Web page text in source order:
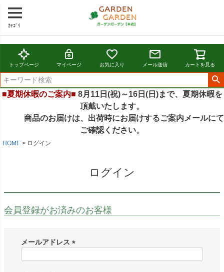
ｶﾃｺﾞﾘ
トップページ マイページ お気に入り メール送信 カートを見る
■夏期休暇のご案内■ 8月11日(祝)～16日(日)まで、夏期休暇を
頂戴いたします。
商品のお届けは、出荷時にお届けするご案内メールにて
ご確認ください。
HOME ログイン
ログイン
会員登録がお済みのお客様
メールアドレス